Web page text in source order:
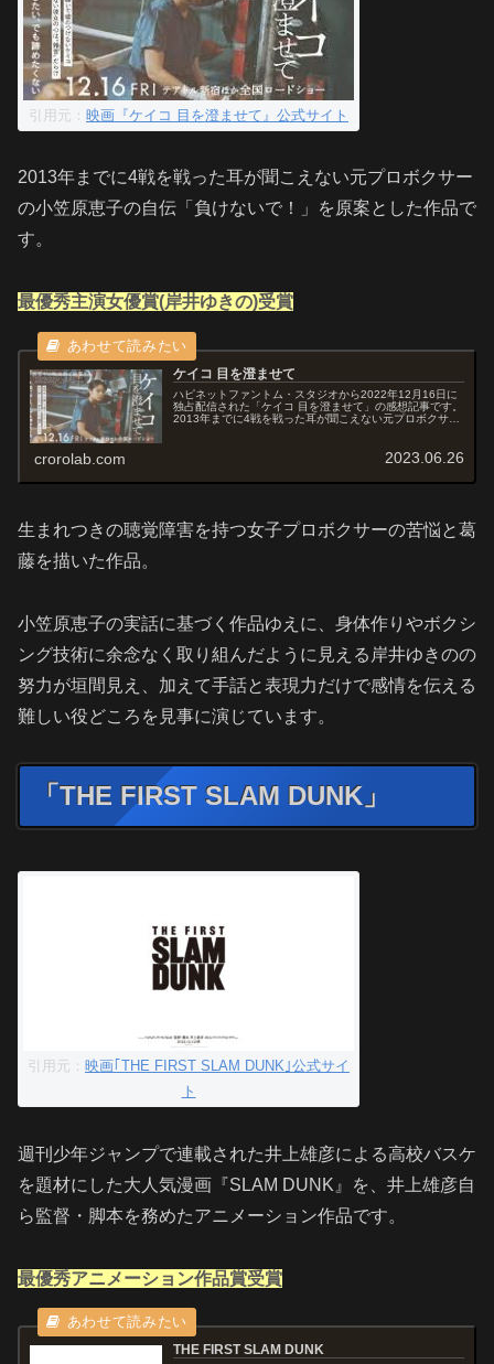
引用元： 映画『ケイコ 目を澄ませて』公式サイト
2013年までに4戦を戦った耳が聞こえない元プロボクサー
の小笠原恵子の自伝「負けないで！」を原案とした作品で
す。
最優秀主演女優賞(岸井ゆきの)受賞
ケイコ 目を澄ませて
ハピネットファントム・スタジオから2022年12月16日に
独占配信された「ケイコ 目を澄ませて」の感想記事です。
2013年までに4戦を戦った耳が聞こえない元プロボクサー
crorolab.com 2023.06.26
生まれつきの聴覚障害を持つ女子プロボクサーの苦悩と葛
藤を描いた作品。
小笠原恵子の実話に基づく作品ゆえに、身体作りやボクシ
ング技術に余念なく取り組んだように見える岸井ゆきのの
努力が垣間見え、加えて手話と表現力だけで感情を伝える
難しい役どころを見事に演じています。
「THE FIRST SLAM DUNK」
引用元： 映画｢THE FIRST SLAM DUNK｣公式サイ
ト
週刊少年ジャンプで連載された井上雄彦による高校バスケ
を題材にした大人気漫画『SLAM DUNK』を、井上雄彦自
ら監督・脚本を務めたアニメーション作品です。
最優秀アニメーション作品賞受賞
THE FIRST SLAM DUNK